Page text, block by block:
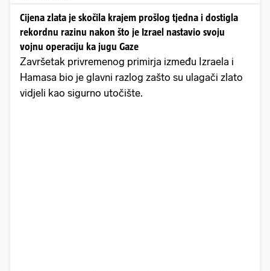
Cijena zlata je skočila krajem prošlog tjedna i dostigla
rekordnu razinu nakon što je Izrael nastavio svoju
vojnu operaciju ka jugu Gaze
Završetak privremenog primirja između Izraela i
Hamasa bio je glavni razlog zašto su ulagači zlato
vidjeli kao sigurno utočište.